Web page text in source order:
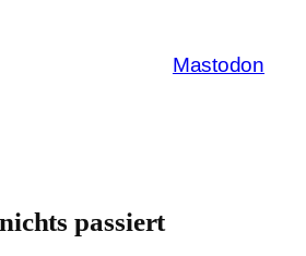
Mastodon
passiert